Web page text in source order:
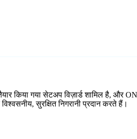
किया गया सेटअप विज़ार्ड शामिल है, और
सुरक्षित निगरानी प्रदान करते हैं।